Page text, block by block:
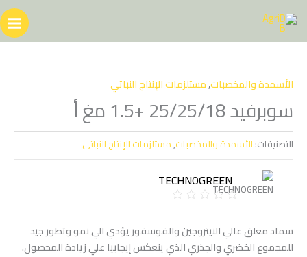
إلى
المحتوى
الأسمدة والمخصبات,مستلزمات الإنتاج النباتي
سوبرفيد 25/25/18 +1.5 مغ أ
التصنيفات: الأسمدة والمخصبات,مستلزمات الإنتاج النباتي
TECHNOGREEN
سماد معلق عالي النيتروجين والفوسفور يؤدي الي نمو وتطور جيد
للمجموع الخضري والجذري الذي ينعكس إيجابيا علي زيادة المحصول.